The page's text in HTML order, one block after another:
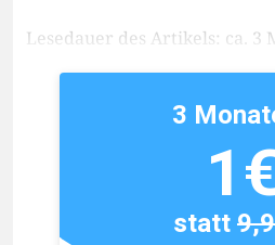
Lesedauer des Artikels: ca. 3
3
statt